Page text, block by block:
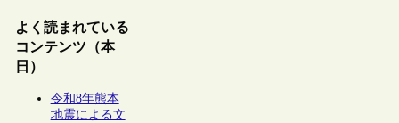
よく読まれている
コンテンツ（本
日）
令和8年熊本
地震による文